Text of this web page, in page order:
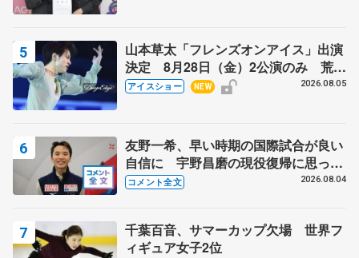
山本草太「フレンズオンアイス」出演
決定 8月28日（金）2公演のみ 荒川
静香さんプロデュース、20周年のアイ
アイスショー NEW 2026.08.05
友野一希、早い時期の国際試合が良い
自信に 宇野昌磨の現役復帰に思って
いること 【アジアンオープントロフ
コメント全文 2026.08.04
千葉百音、サマーカップ欠場 世界フ
ィギュア女子2位